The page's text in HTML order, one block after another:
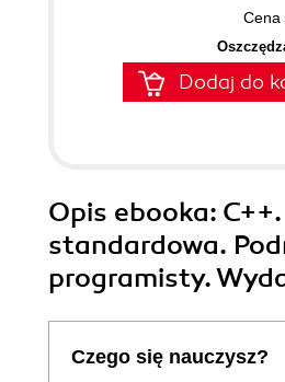
Cena
Dodaj do
Opis ebooka:
standardowa.
programisty.
Czego się nauczysz?